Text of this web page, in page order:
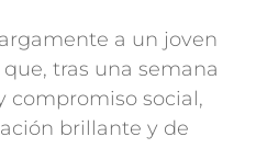
a un joven
tras una semana
compromiso social,
brillante y de